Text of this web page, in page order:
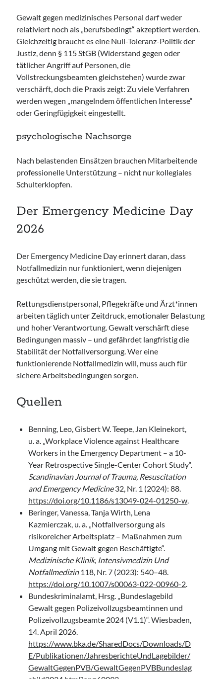
Gewalt gegen medizinisches Personal darf weder
relativiert noch als „berufsbedingt“ akzeptiert werden.
Gleichzeitig braucht es eine Null-Toleranz-Politik der
Justiz, denn § 115 StGB (Widerstand gegen oder
tätlicher Angriff auf Personen, die
Vollstreckungsbeamten gleichstehen) wurde zwar
verschärft, doch die Praxis zeigt: Zu viele Verfahren
werden wegen „mangelndem öffentlichen Interesse“
oder Geringfügigkeit eingestellt.
psychologische Nachsorge
Nach belastenden Einsätzen brauchen Mitarbeitende
professionelle Unterstützung – nicht nur kollegiales
Schulterklopfen.
Der Emergency Medicine Day
2026
Der Emergency Medicine Day erinnert daran, dass
Notfallmedizin nur funktioniert, wenn diejenigen
geschützt werden, die sie tragen.
Rettungsdienstpersonal, Pflegekräfte und Ärzt*innen
arbeiten täglich unter Zeitdruck, emotionaler Belastung
und hoher Verantwortung. Gewalt verschärft diese
Bedingungen massiv – und gefährdet langfristig die
Stabilität der Notfallversorgung. Wer eine
funktionierende Notfallmedizin will, muss auch für
sichere Arbeitsbedingungen sorgen.
Quellen
Benning, Leo, Gisbert W. Teepe, Jan Kleinekort,
u. a. „Workplace Violence against Healthcare
Workers in the Emergency Department – a 10-
Year Retrospective Single-Center Cohort Study“.
Scandinavian Journal of Trauma, Resuscitation
and Emergency Medicine32, Nr. 1 (2024): 88.
https://doi.org/10.1186/s13049-024-01250-w.
Beringer, Vanessa, Tanja Wirth, Lena
Kazmierczak, u. a. „Notfallversorgung als
risikoreicher Arbeitsplatz – Maßnahmen zum
Umgang mit Gewalt gegen Beschäftigte“.
Medizinische Klinik, Intensivmedizin Und
Notfallmedizin118, Nr. 7 (2023): 540–48.
https://doi.org/10.1007/s00063-022-00960-2.
Bundeskriminalamt, Hrsg. „Bundeslagebild
Gewalt gegen Polizeivollzugsbeamtinnen und
Polizeivollzugsbeamte 2024 (V1.1)“. Wiesbaden,
14. April 2026.
https://www.bka.de/SharedDocs/Downloads/D
E/Publikationen/JahresberichteUndLagebilder/
GewaltGegenPVB/GewaltGegenPVBBundeslag